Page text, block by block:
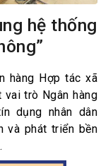
hệ thống
hàng Hợp tác xã
vai trò Ngân hàng
dụng nhân dân
và phát triển bền